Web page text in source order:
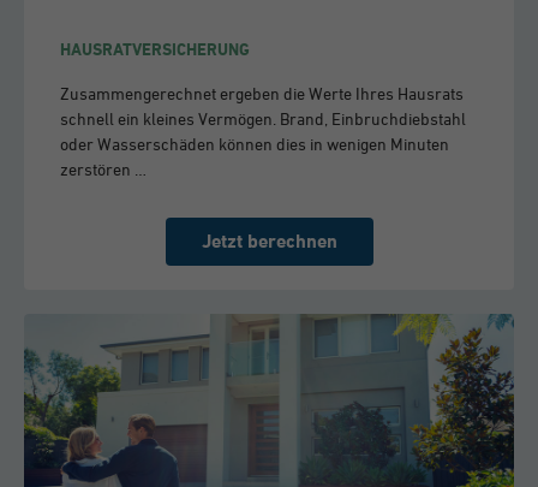
HAUSRATVERSICHERUNG
Zusammengerechnet ergeben die Werte Ihres Hausrats
schnell ein kleines Vermögen. Brand, Einbruchdiebstahl
oder Wasserschäden können dies in wenigen Minuten
zerstören …
Jetzt berechnen